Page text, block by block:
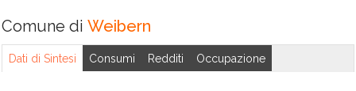
Comune di Weibern
Dati di Sintesi Consumi Redditi Occupazione